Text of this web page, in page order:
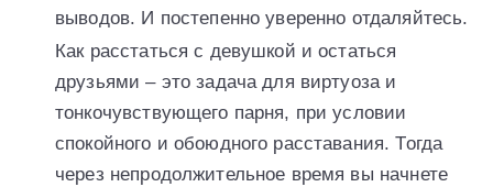
выводов. И постепенно уверенно отдаляйтесь.
Как расстаться с девушкой и остаться
друзьями – это задача для виртуоза и
тонкочувствующего парня, при условии
спокойного и обоюдного расставания. Тогда
через непродолжительное время вы начнете